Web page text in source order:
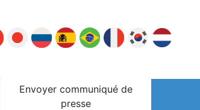
Envoyer communiqué de
presse